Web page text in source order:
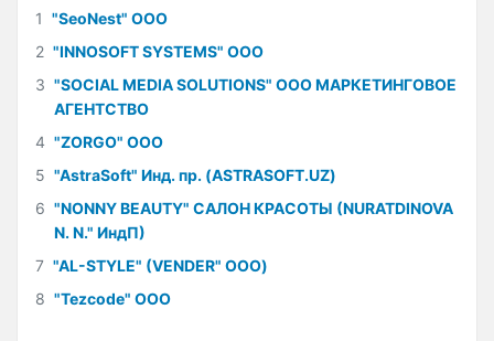
1 "SeoNest" ООО
2 "INNOSOFT SYSTEMS" ООО
3 "SOCIAL MEDIA SOLUTIONS" ООО МАРКЕТИНГОВОЕ
АГЕНТСТВО
4 "ZORGO" ООО
5 "AstraSoft" Инд. пр. (ASTRASOFT.UZ)
6 "NONNY BEAUTY" САЛОН КРАСОТЫ (NURATDINOVA
N. N." ИндП)
7 "AL-STYLE" (VENDER" ООО)
8 "Tezcode" ООО